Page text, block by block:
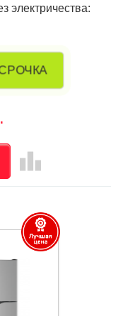
электричества:
leaderboard